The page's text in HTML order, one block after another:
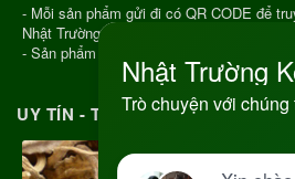
- Mỗi sản phẩm gửi đi có QR CODE để
Nhật Trường Kon Tum
- Sản phẩm chính gốc Kon Tum Việt Nam
UY TÍN - TRÁCH NHIỆM MỖI ĐƠN